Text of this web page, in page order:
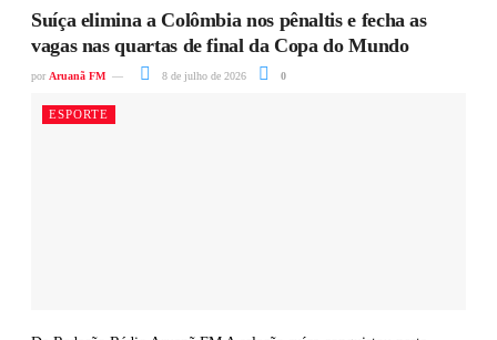
Suíça elimina a Colômbia nos pênaltis e fecha as
vagas nas quartas de final da Copa do Mundo
por Aruanã FM 8 de julho de 2026 0
ESPORTE